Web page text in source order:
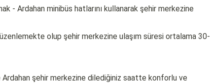
- Ardahan minibüs hatlarını kullanarak şehir merkezine
olup şehir merkezine ulaşım süresi ortalama 30-
şehir merkezine dilediğiniz saatte konforlu ve